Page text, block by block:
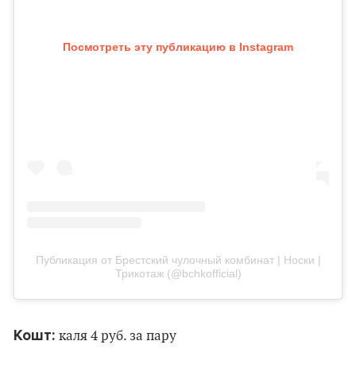
Посмотреть эту публикацию в Instagram
Публикация от Брестский чулочный комбинат | Носки |
Трикотаж (@bchkofficial)
Кошт: каля 4 руб. за пару